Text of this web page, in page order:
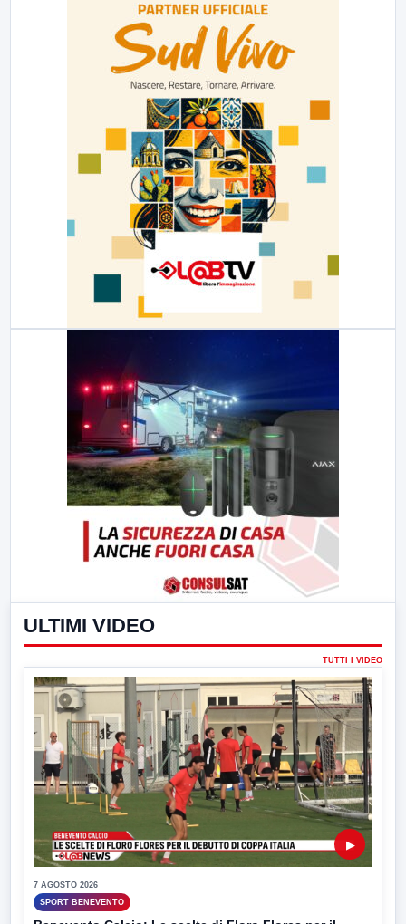
ULTIMI VIDEO
TUTTI I VIDEO
▶
7 AGOSTO 2026
SPORT BENEVENTO